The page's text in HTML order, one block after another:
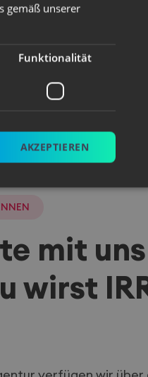
mit uns
wirst
gemäß unserer
Funktionalität
AKZEPTIEREN
und die
verwendet werden.
Dienst verwendet, um
Cookies zu speichern.
muss ordnungsgemäß